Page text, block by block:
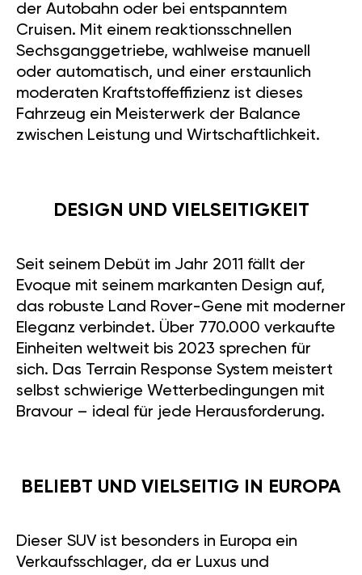
der Autobahn oder bei entspanntem
Cruisen. Mit einem reaktionsschnellen
Sechsganggetriebe, wahlweise manuell
oder automatisch, und einer erstaunlich
moderaten Kraftstoffeffizienz ist dieses
Fahrzeug ein Meisterwerk der Balance
zwischen Leistung und Wirtschaftlichkeit.
DESIGN UND VIELSEITIGKEIT
Seit seinem Debüt im Jahr 2011 fällt der
Evoque mit seinem markanten Design auf,
das robuste Land Rover-Gene mit moderner
Eleganz verbindet. Über 770.000 verkaufte
Einheiten weltweit bis 2023 sprechen für
sich. Das Terrain Response System meistert
selbst schwierige Wetterbedingungen mit
Bravour – ideal für jede Herausforderung.
BELIEBT UND VIELSEITIG IN EUROPA
Dieser SUV ist besonders in Europa ein
Verkaufsschlager, da er Luxus und